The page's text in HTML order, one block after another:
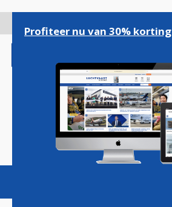
gaan
Magazine Podcasts
Profiteer nu van 30% korting